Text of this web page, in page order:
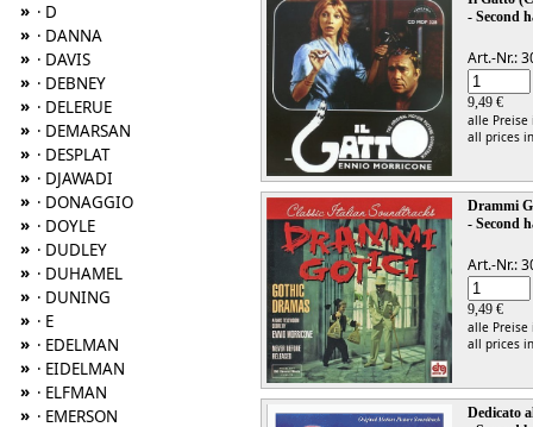
» · D
» · DANNA
» · DAVIS
» · DEBNEY
» · DELERUE
» · DEMARSAN
» · DESPLAT
» · DJAWADI
» · DONAGGIO
» · DOYLE
» · DUDLEY
» · DUHAMEL
» · DUNING
» · E
» · EDELMAN
» · EIDELMAN
» · ELFMAN
» · EMERSON
- Second
Art.-Nr.:
9,49 €
alle
all prices
Drammi
- Second
Art.-Nr.:
9,49 €
alle
all prices
Dedicato